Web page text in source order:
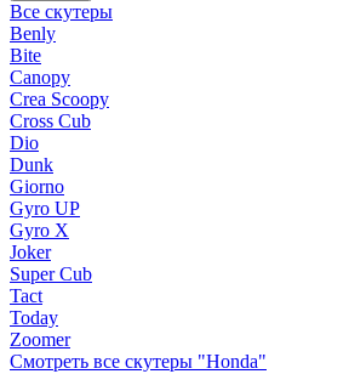
Все скутеры
Benly
Bite
Canopy
Crea Scoopy
Cross Cub
Dio
Dunk
Giorno
Gyro UP
Gyro X
Joker
Super Cub
Tact
Today
Zoomer
Смотреть все скутеры "Honda"